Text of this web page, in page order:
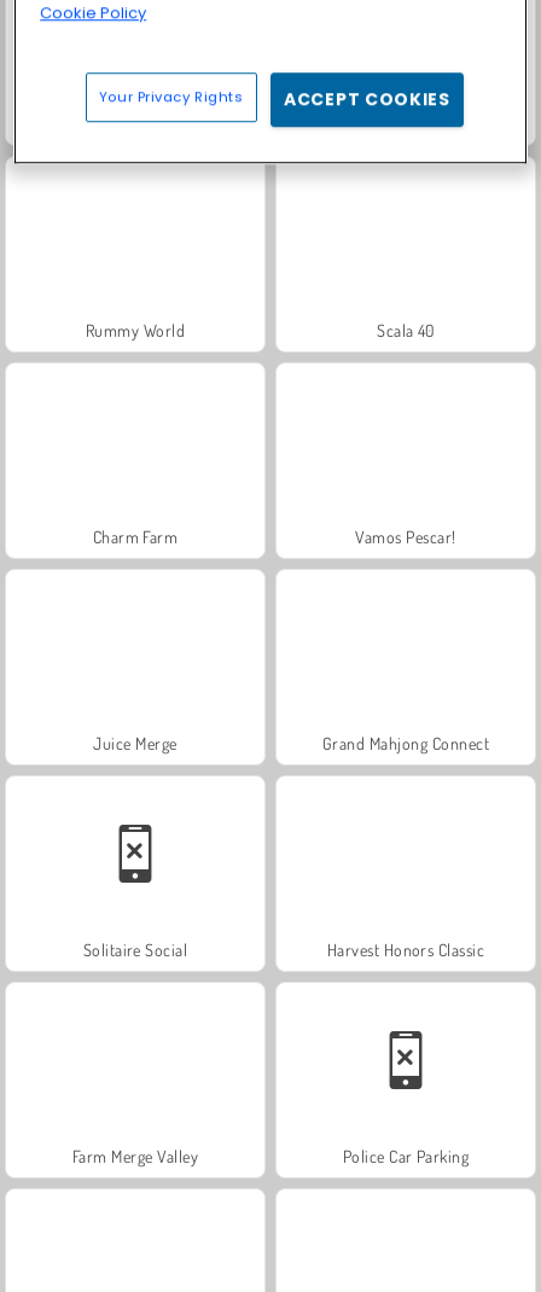
Masha and the Bear: Meadows Royal Story
Rummy World Scala 40
Charm Farm Vamos Pescar!
Juice Merge Grand Mahjong Connect
Solitaire Social Harvest Honors Classic
Farm Merge Valley Police Car Parking
Cookie Policy
Your Privacy Rights ACCEPT COOKIES